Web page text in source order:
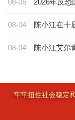
08-06 2026年反恐
08-04
08-04 陈小江艾尔
牢牢扭住社会稳定